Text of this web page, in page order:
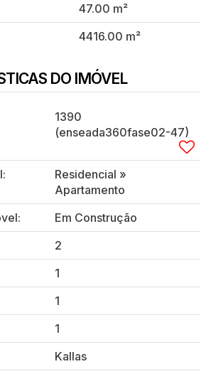
47.00 m²
4416.00 m²
DO IMÓVEL
1390
(enseada360fase02-47)
Residencial »
Apartamento
Em Construção
2
1
1
1
Kallas